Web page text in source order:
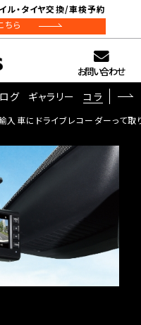
ル・タイヤ交換/車検予約
ちら
お問い合わせ
グ ギャラリー コラム
入車にドライブレコーダーって取